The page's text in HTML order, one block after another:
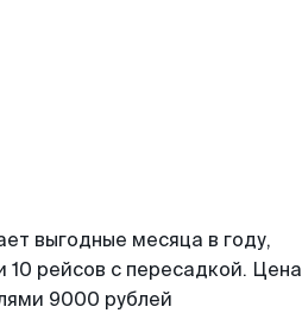
выгодные месяца в году,
рейсов с пересадкой. Цена
9000 рублей